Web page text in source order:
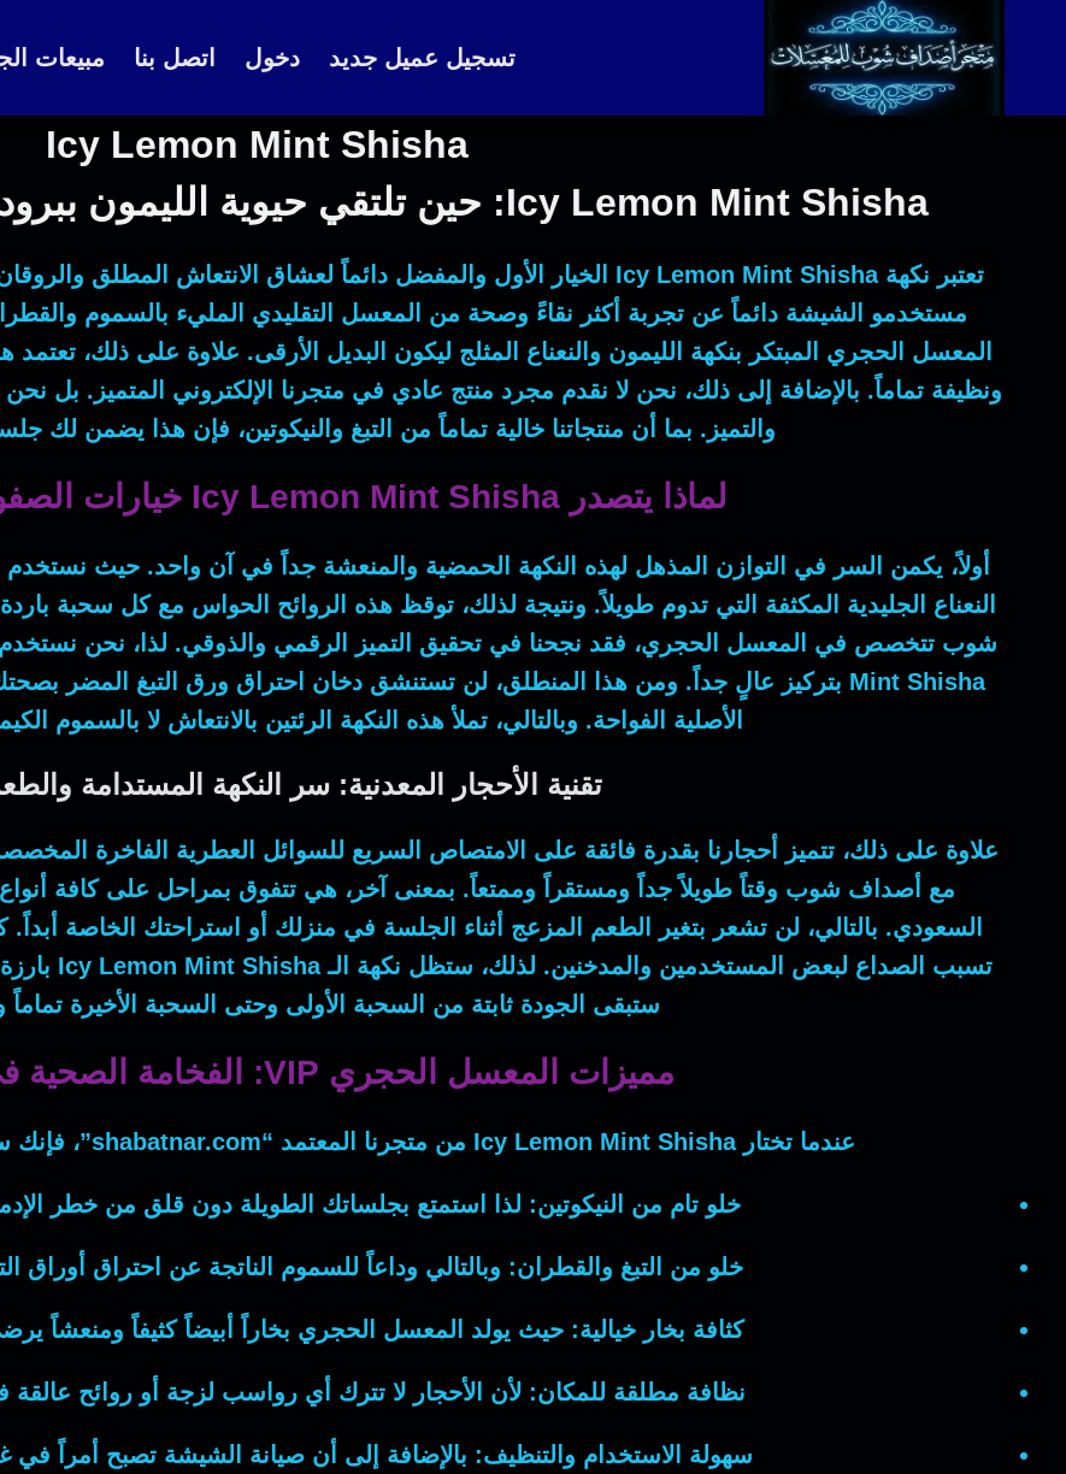
تسجيل عميل جديد دخول اتصل بنا مبيعات
Icy Lemon Mint Shisha
Icy Lemon Mint Shisha: حين تلتقي حيوية الليمون ببرودة الجليد في أصداف شوب
تعتبر نكهةIcy Lemon Mint Shisha الخيار الأول والمفضل دائماً لعشاق الانتعاش المطلق
مستخدمو الشيشة دائماً عن تجربة أكثر نقاءً وصحة من المعسل التقليدي المليء بالسموم
المعسل الحجري المبتكر بنكهة الليمون والنعناع المثلج ليكون البديل الأرقى. علاوة على ذلك، تعتمد
ونظيفة تماماً. بالإضافة إلى ذلك، نحن لا نقدم مجرد منتج عادي في متجرنا الإلكتروني المتميز. بل
والتميز. بما أن منتجاتنا خالية تماماً من التبغ والنيكوتين، فإن هذا يضمن لك
لماذا يتصدر Icy Lemon Mint Shisha خيارات الصفوة في المملكة؟
أولاً، يكمن السر في التوازن المذهل لهذه النكهة الحمضية والمنعشة جداً في آن واحد. حيث نستخدم
النعناع الجليدية المكثفة التي تدوم طويلاً. ونتيجة لذلك، توقظ هذه الروائح الحواس مع كل سحبة
شوب تتخصص في المعسل الحجري، فقد نجحنا في تحقيق التميز الرقمي والذوقي. لذا، نحن نستخدم
Mint Shisha بتركيز عالٍ جداً. ومن هذا المنطلق، لن تستنشق دخان احتراق ورق التبغ المضر
الأصلية الفواحة. وبالتالي، تملأ هذه النكهة الرئتين بالانتعاش لا بالسموم
تقنية الأحجار المعدنية: سر النكهة المستدامة
علاوة على ذلك، تتميز أحجارنا بقدرة فائقة على الامتصاص السريع للسوائل العطرية الفاخرة
مع أصداف شوب وقتاً طويلاً جداً ومستقراً وممتعاً. بمعنى آخر ، هي تتفوق بمراحل على كافة
السعودي. بالتالي، لن تشعر بتغير الطعم المزعج أثناء الجلسة في منزلك أو استراحتك الخاصة أبداً.
تسبب الصداع لبعض المستخدمين والمدخنين. لذلك، ستظل نكهة الـIcy Lemon Mint Shisha
ستبقى الجودة ثابتة من السحبة الأولى وحتى السحبة الأخيرة
مميزات المعسل الحجري VIP: الفخامة الصحية في كل سحبة
عندما تختارIcy Lemon Mint Shisha من متجرنا المعتمد “shabatnar.com”، فإنك
خلو تام من النيكوتين: لذا استمتع بجلساتك الطويلة دون قلق من خطر
خلو من التبغ والقطران: وبالتالي وداعاً للسموم الناتجة عن احتراق أوراق
كثافة بخار خيالية: حيث يولد المعسل الحجري بخاراً أبيضاً كثيفاً ومنعشاً
نظافة مطلقة للمكان: لأن الأحجار لا تترك أي رواسب لزجة أو روائح عالقة
سهولة الاستخدام والتنظيف: بالإضافة إلى أن صيانة الشيشة تصبح أمراً في